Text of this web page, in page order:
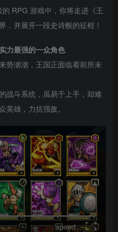
RPG 游戏中，你将走进《王
，并展开一段史诗般的征程！
力最强的一众角色
势汹汹，王国正面临着前所未
战斗系统，虽易于上手，却难
英雄，力抗强敌。
speed